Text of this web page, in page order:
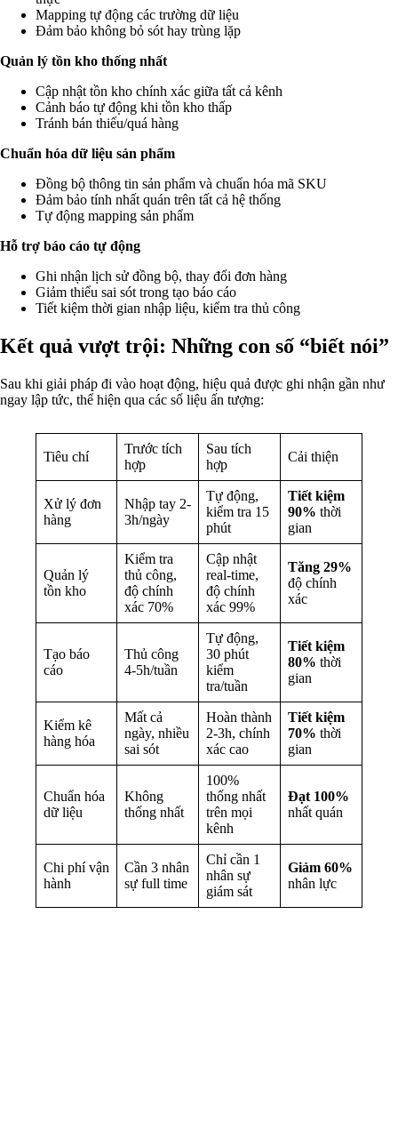
Mapping tự động các trường dữ liệu
Đảm bảo không bỏ sót hay trùng lặp
Quản lý tồn kho thống nhất
Cập nhật tồn kho chính xác giữa tất cả kênh
Cảnh báo tự động khi tồn kho thấp
Tránh bán thiếu/quá hàng
Chuẩn hóa dữ liệu sản phẩm
Đồng bộ thông tin sản phẩm và chuẩn hóa mã SKU
Đảm bảo tính nhất quán trên tất cả hệ thống
Tự động mapping sản phẩm
Hỗ trợ báo cáo tự động
Ghi nhận lịch sử đồng bộ, thay đổi đơn hàng
Giảm thiểu sai sót trong tạo báo cáo
Tiết kiệm thời gian nhập liệu, kiểm tra thủ công
Kết quả vượt trội: Những con số “biết nói”
Sau khi giải pháp đi vào hoạt động, hiệu quả được ghi nhận gần như
ngay lập tức, thể hiện qua các số liệu ấn tượng:
Tiêu chí
Trước tích
hợp
Sau tích
hợp
Cải thiện
Xử lý đơn
hàng
Nhập tay 2-
3h/ngày
Tự động,
kiểm tra 15
phút
Tiết kiệm
90% thời
gian
Quản lý
tồn kho
Kiểm tra
thủ công,
độ chính
xác 70%
Cập nhật
real-time,
độ chính
xác 99%
Tăng 29%
độ chính
xác
Tạo báo
cáo
Thủ công
4-5h/tuần
Tự động,
30 phút
kiểm
tra/tuần
Tiết kiệm
80% thời
gian
Kiểm kê
hàng hóa
Mất cả
ngày, nhiều
sai sót
Hoàn thành
2-3h, chính
xác cao
Tiết kiệm
70% thời
gian
Chuẩn hóa
dữ liệu
Không
thống nhất
100%
thống nhất
trên mọi
kênh
Đạt 100%
nhất quán
Chi phí vận
hành
Cần 3 nhân
sự full time
Chỉ cần 1
nhân sự
giám sát
Giảm 60%
nhân lực